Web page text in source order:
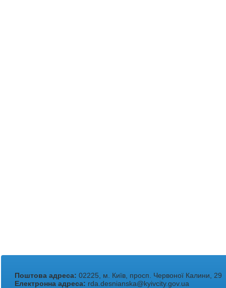
Поштова адреса: 02225, м. Київ, просп. Червоної Калини, 29
Електронна адреса: rda.desnianska@kyivcity.gov.ua